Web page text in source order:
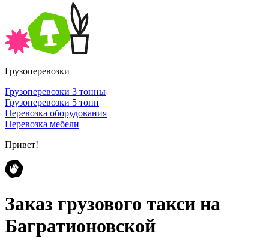
Грузоперевозки
Грузоперевозки 3 тонны
Грузоперевозки 5 тонн
Перевозка оборудования
Перевозка мебели
Привет!
Заказ грузового такси на
Багратионовской